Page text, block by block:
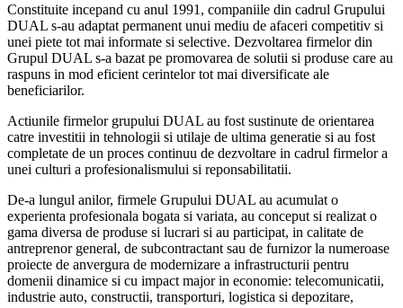
Constituite incepand cu anul 1991, companiile din cadrul Grupului
DUAL s-au adaptat permanent unui mediu de afaceri competitiv si
unei piete tot mai informate si selective. Dezvoltarea firmelor din
Grupul DUAL s-a bazat pe promovarea de solutii si produse care au
raspuns in mod eficient cerintelor tot mai diversificate ale
beneficiarilor.
Actiunile firmelor grupului DUAL au fost sustinute de orientarea
catre investitii in tehnologii si utilaje de ultima generatie si au fost
completate de un proces continuu de dezvoltare in cadrul firmelor a
unei culturi a profesionalismului si reponsabilitatii.
De-a lungul anilor, firmele Grupului DUAL au acumulat o
experienta profesionala bogata si variata, au conceput si realizat o
gama diversa de produse si lucrari si au participat, in calitate de
antreprenor general, de subcontractant sau de furnizor la numeroase
proiecte de anvergura de modernizare a infrastructurii pentru
domenii dinamice si cu impact major in economie: telecomunicatii,
industrie auto, constructii, transporturi, logistica si depozitare,